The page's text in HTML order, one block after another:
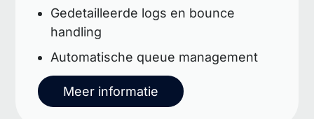
Gedetailleerde logs en bounce
handling
Automatische queue management
Meer informatie